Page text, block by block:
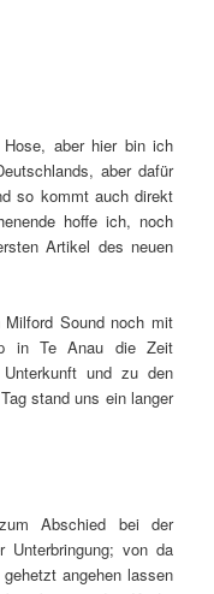
aber hier bin ich
aber dafür
so kommt auch direkt
hoffe ich, noch
Artikel des neuen
Sound noch mit
in Te Anau die Zeit
und zu den
stand uns ein langer
Abschied bei der
Unterbringung; von da
angehen lassen